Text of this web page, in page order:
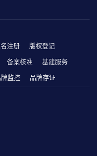
注册 版权登记
备案核准 基建服务
牌监控 品牌存证